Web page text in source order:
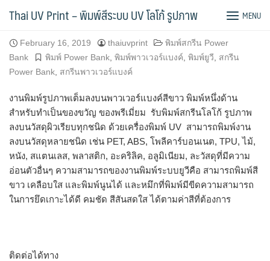
Thai UV Print – พิมพ์สีระบบ UV โลโก้ รูปภาพ MENU
พิมพ์ภาพเต็มบน Power Bank สีขาว
February 16, 2019 thaiuvprint
พิมพ์สกรีน Power
Bank
พิมพ์ Power Bank พิมพ์พาวเวอร์แบงค์ พิมพ์ยูวี
สกรีน
Power Bank สกรีนพาวเวอร์แบงค์
งานพิมพ์รูปภาพเต็มลงบนพาวเวอร์แบงค์สีขาว พิมพ์หนึ่งด้าน
สำหรับทำเป็นของขวัญ ของพรีเมี่ยม รับพิมพ์สกรีนโลโก้ รูปภาพ
ลงบนวัสดุผิวเรียบทุกชนิด ด้วยเครื่องพิมพ์ UV สามารถพิมพ์งาน
ลงบนวัสดุหลายชนิด เช่น PET, ABS, โพลีคาร์บอนเนต, TPU, ไม้,
หนัง, สแตนเลส, พลาสติก, อะคริลิค, อลูมิเนียม, ละวัสดุที่มีความ
อ่อนตัวอื่นๆ ความสามารถของงานพิมพ์ระบบยูวีคือ สามารถพิมพ์สี
ขาว เคลือบใส และพิมพ์นูนได้ และหมึกที่พิมพ์มีขีดความสามารถ
ในการยึดเกาะได้ดี คมชัด สีสันสดใส ได้ตามค่าสีที่ต้องการ
ติดต่อได้ทาง